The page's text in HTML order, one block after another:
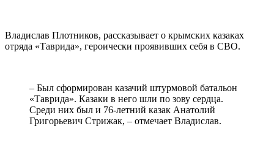
Владислав Плотников, рассказывает о крымских казаках
отряда «Таврида», героически проявивших себя в СВО.
– Был сформирован казачий штурмовой батальон
«Таврида». Казаки в него шли по зову сердца.
Среди них был и 76-летний казак Анатолий
Григорьевич Стрижак, – отмечает Владислав.